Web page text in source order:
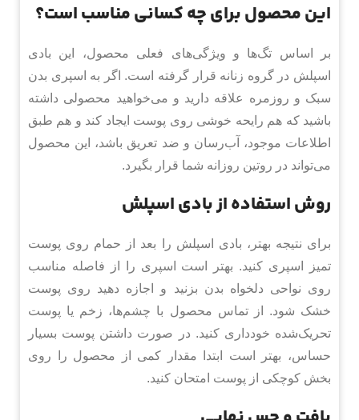
این محصول برای چه کسانی مناسب است؟
بر اساس تگ‌ها و ویژگی‌های فعلی محصول، این بادی
اسپلش در گروه زنانه قرار گرفته است. اگر به اسپری بدن
سبک و روزمره علاقه دارید و می‌خواهید محصولی داشته
باشید که هم رایحه خوشی روی پوست ایجاد کند و هم طبق
اطلاعات موجود، آب‌رسان و ضد تعریق باشد، این محصول
می‌تواند در روتین روزانه شما قرار بگیرد.
روش استفاده از بادی اسپلش
برای نتیجه بهتر، بادی اسپلش را بعد از حمام روی پوست
تمیز اسپری کنید. بهتر است اسپری را از فاصله مناسب
روی نواحی دلخواه بدن بزنید و اجازه دهید روی پوست
خشک شود. از تماس محصول با چشم‌ها، زخم یا پوست
تحریک‌شده خودداری کنید. در صورت داشتن پوست بسیار
حساس، بهتر است ابتدا مقدار کمی از محصول را روی
بخش کوچکی از پوست امتحان کنید.